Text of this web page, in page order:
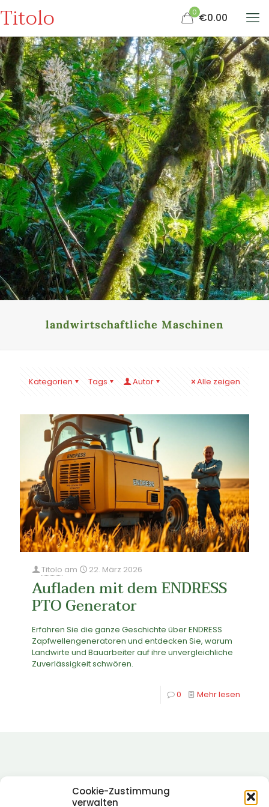
Cookie-Zustimmung
verwalten
Titolo 0 €0.00
landwirtschaftliche Maschinen
Kategorien Tags Autor Alle zeigen
Titolo am 22. März 2026
Aufladen mit dem ENDRESS
PTO Generator
Erfahren Sie die ganze Geschichte über ENDRESS
Zapfwellengeneratoren und entdecken Sie, warum
Landwirte und Bauarbeiter auf ihre unvergleichliche
Zuverlässigkeit schwören.
0 Mehr lesen